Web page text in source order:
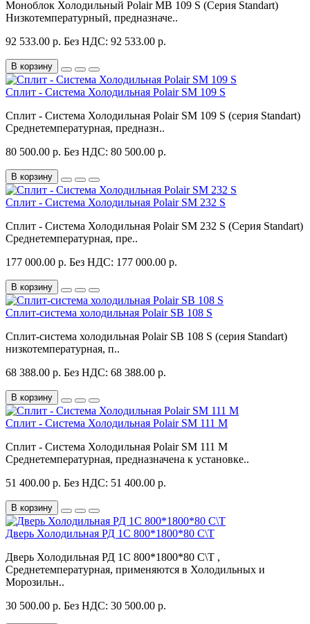
Моноблок Холодильный Polair MB 109 S (Серия Standart)
Низкотемпературный, предназначе..
92 533.00 р. Без НДС: 92 533.00 р.
В корзину
Сплит - Система Холодильная Polair SM 109 S
Сплит - Система Холодильная Polair SM 109 S (серия Standart)
Среднетемпературная, предназн..
80 500.00 р. Без НДС: 80 500.00 р.
В корзину
Сплит - Система Холодильная Polair SM 232 S
Сплит - Система Холодильная Polair SM 232 S (Серия Standart)
Среднетемпературная, пре..
177 000.00 р. Без НДС: 177 000.00 р.
В корзину
Сплит-система холодильная Polair SB 108 S
Сплит-система холодильная Polair SB 108 S (серия Standart)
низкотемпературная, п..
68 388.00 р. Без НДС: 68 388.00 р.
В корзину
Сплит - Система Холодильная Polair SM 111 M
Сплит - Система Холодильная Polair SM 111 M
Среднетемпературная, предназначена к установке..
51 400.00 р. Без НДС: 51 400.00 р.
В корзину
Дверь Холодильная РД 1С 800*1800*80 С\Т
Дверь Холодильная РД 1С 800*1800*80 С\Т ,
Среднетемпературная, применяются в Холодильных и
Морозильн..
30 500.00 р. Без НДС: 30 500.00 р.